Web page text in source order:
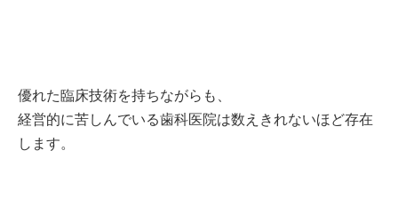
優れた臨床技術を持ちながらも、
経営的に苦しんでいる歯科医院は数えきれないほど存在
します。